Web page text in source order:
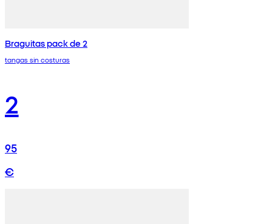
Braguitas pack de 2
tangas sin costuras
2
95
€